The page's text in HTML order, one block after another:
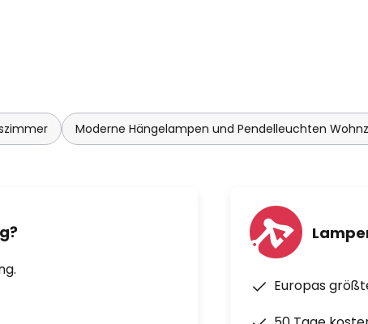
Moderne Hängelampen und Pendelleuchten
Europas